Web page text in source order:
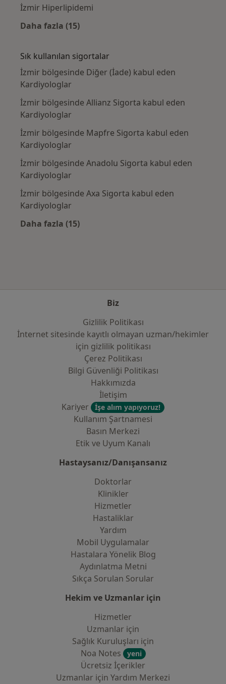
İzmir Hiperlipidemi
Daha fazla (15)
Sık kullanılan sigortalar
İzmir bölgesinde Diğer (İade) kabul eden
Kardiyologlar
İzmir bölgesinde Allianz Sigorta kabul eden
Kardiyologlar
İzmir bölgesinde Mapfre Sigorta kabul eden
Kardiyologlar
İzmir bölgesinde Anadolu Sigorta kabul eden
Kardiyologlar
İzmir bölgesinde Axa Sigorta kabul eden
Kardiyologlar
Daha fazla (15)
Biz
Gizlilik Politikası
İnternet sitesinde kayıtlı olmayan uzman/hekimler
i̇çin gizlilik politikası
Çerez Politikası
Bilgi Güvenliği Politikası
Hakkımızda
İletişim
Kariyer
İşe alım yapıyoruz!
Kullanım Şartnamesi
Basın Merkezi
Etik ve Uyum Kanalı
Hastaysanız/Danışansanız
Doktorlar
Klinikler
Hizmetler
Hastaliklar
Yardım
Mobil Uygulamalar
Hastalara Yönelik Blog
Aydınlatma Metni
Sıkça Sorulan Sorular
Hekim ve Uzmanlar için
Hizmetler
Uzmanlar için
Sağlık Kuruluşları için
Noa Notes
yeni
Ücretsiz İçerikler
Uzmanlar için Yardım Merkezi